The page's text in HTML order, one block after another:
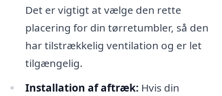
Det er vigtigt at vælge den rette
placering for din tørretumbler, så den
har tilstrækkelig ventilation og er let
tilgængelig.
Installation af aftræk: Hvis din